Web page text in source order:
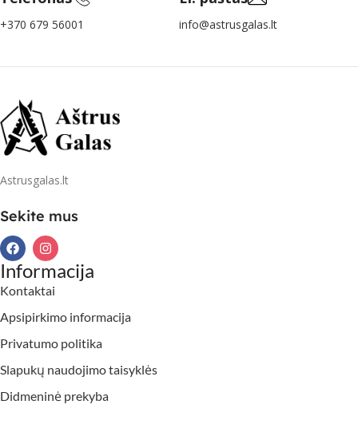
+370 679 56001 info@astrusgalas.lt
Astrusgalas.lt
Sekite mus
Informacija
Kontaktai
Apsipirkimo informacija
Privatumo politika
Slapukų naudojimo taisyklės
Didmeninė prekyba